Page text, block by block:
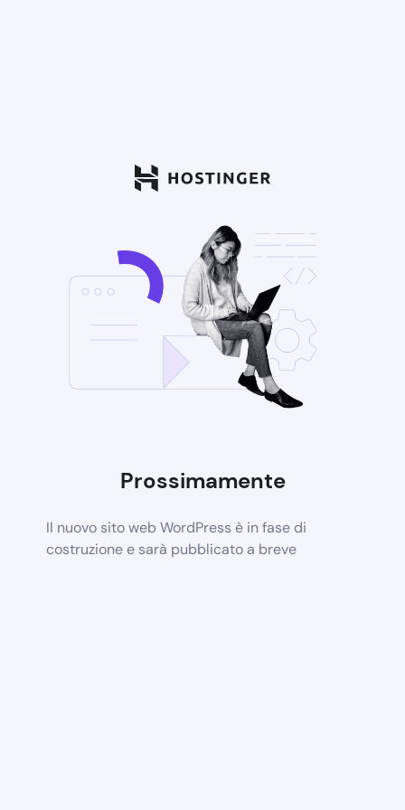
Prossimamente
Il nuovo sito web WordPress è in fase di
costruzione e sarà pubblicato a breve